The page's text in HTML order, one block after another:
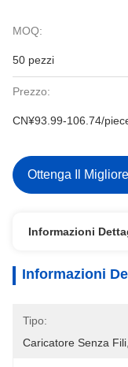
MOQ:
50 pezzi
Prezzo:
CN¥93.99-106.74/
Ottenga Il Migliore
Informazioni
Informazioni
Tipo:
Caricatore Senza